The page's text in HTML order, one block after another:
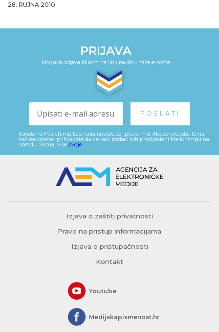
28. RUJNA 2010.
PRIJAVA
Moguća odjava klikom na link na dnu naše e-pošte
Koristimo Mailchimp kao našu newsletter platformu. Ako se pretplatite na
naš newsletter prihvaćate da će vaši podaci biti proslijeđeni Mailchimpu na
obradu. Saznaj više ovdje
Izjava o zaštiti privatnosti
Pravo na pristup informacijama
Izjava o pristupačnosti
Kontakt
Youtube
Medijskapismenost.hr